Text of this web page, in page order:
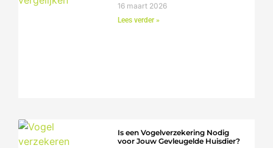
16 maart 2026
Lees verder »
Is een Vogelverzekering Nodig
voor Jouw Gevleugelde Huisdier?